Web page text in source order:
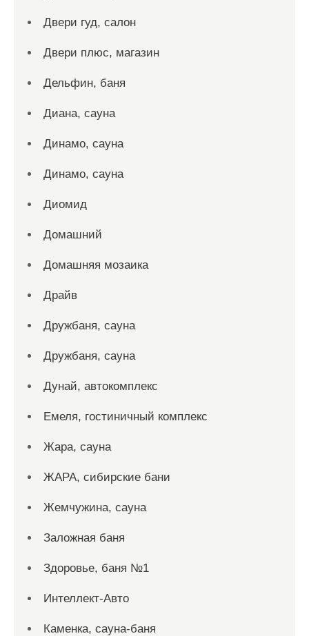
Двери гуд, салон
Двери плюс, магазин
Дельфин, баня
Диана, сауна
Динамо, сауна
Динамо, сауна
Диомид
Домашний
Домашняя мозаика
Драйв
Дружбаня, сауна
Дружбаня, сауна
Дунай, автокомплекс
Емеля, гостиничный комплекс
Жара, сауна
ЖАРА, сибирские бани
Жемчужина, сауна
Заложная баня
Здоровье, баня №1
Интеллект-Авто
Каменка, сауна-баня